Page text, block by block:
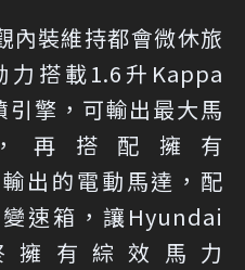
裝維持都會微休旅
力搭載1.6升Kappa
擎，可輸出最大馬
，再搭配擁有
出的電動馬達，配
速箱，讓Hyundai
擁有綜效馬力